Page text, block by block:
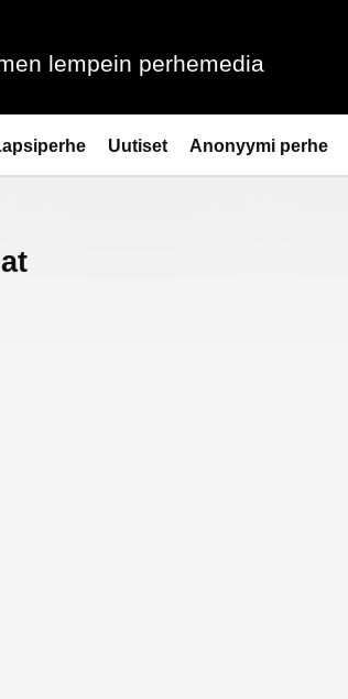
lempein perhemedia
Uutiset Anonyymi perhe